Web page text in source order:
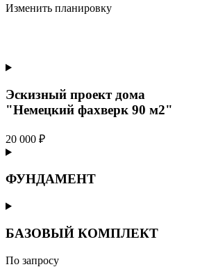
Изменить планировку
Эскизный проект дома
"Немецкий фахверк 90 м2"
20 000 ₽
ФУНДАМЕНТ
БАЗОВЫЙ КОМПЛЕКТ
По запросу